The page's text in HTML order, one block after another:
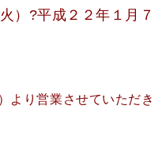
）?平成２２年１月７
り営業させていただき